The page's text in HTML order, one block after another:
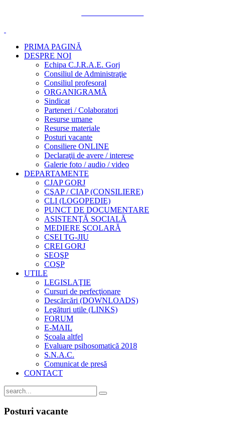
PRIMA PAGINĂ
DESPRE NOI
Echipa C.J.R.A.E. Gorj
Consiliul de Administraţie
Consiliul profesoral
ORGANIGRAMĂ
Sindicat
Parteneri / Colaboratori
Resurse umane
Resurse materiale
Posturi vacante
Consiliere ONLINE
Declaraţii de avere / interese
Galerie foto / audio / video
DEPARTAMENTE
CJAP GORJ
CŞAP / CIAP (CONSILIERE)
CLI (LOGOPEDIE)
PUNCT DE DOCUMENTARE
ASISTENŢĂ SOCIALĂ
MEDIERE ŞCOLARĂ
CSEI TG-JIU
CREI GORJ
SEOŞP
COŞP
UTILE
LEGISLAŢIE
Cursuri de perfecţionare
Descărcări (DOWNLOADS)
Legături utile (LINKS)
FORUM
E-MAIL
Şcoala altfel
Evaluare psihosomatică 2018
S.N.A.C.
Comunicat de presă
CONTACT
Posturi vacante